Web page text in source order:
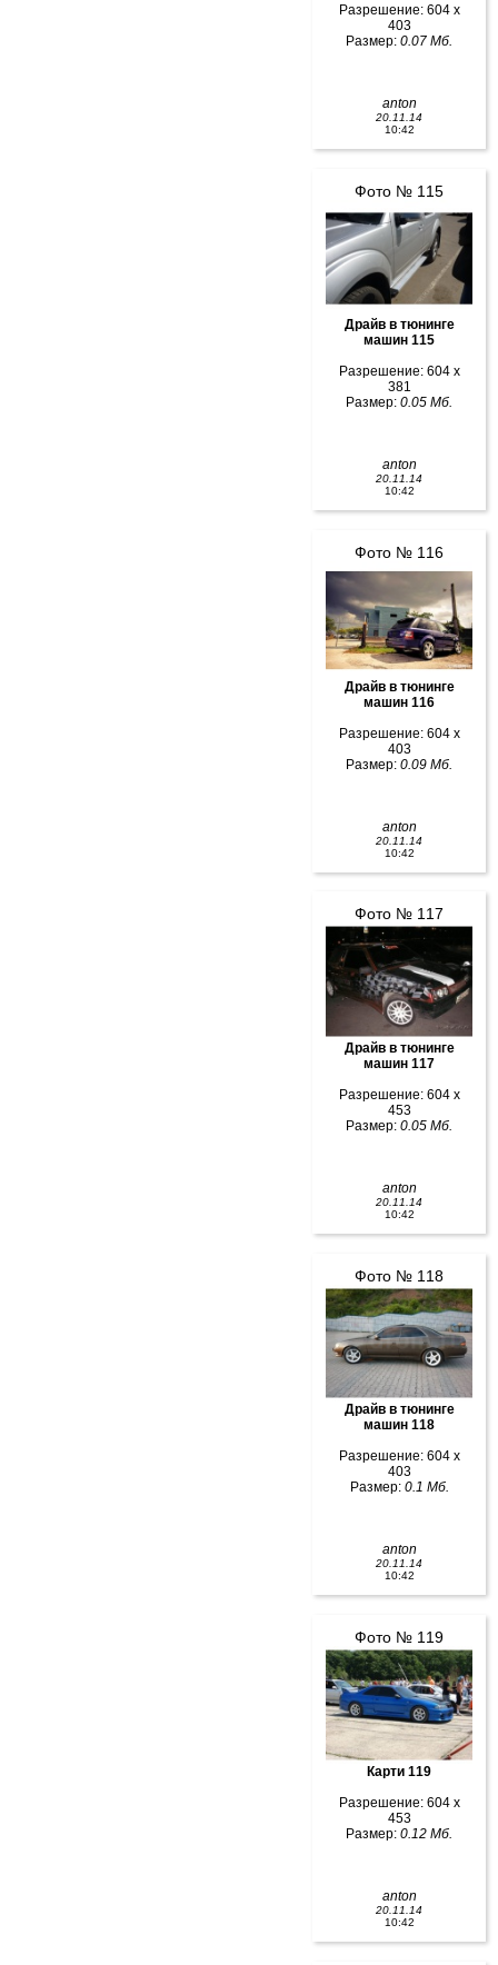
Разрешение: 604 x
403
Размер: 0.07 Мб.
anton
20.11.14
10:42
Фото № 115
Драйв в тюнинге
машин 115
Разрешение: 604 x
381
Размер: 0.05 Мб.
anton
20.11.14
10:42
Фото № 116
Драйв в тюнинге
машин 116
Разрешение: 604 x
403
Размер: 0.09 Мб.
anton
20.11.14
10:42
Фото № 117
Драйв в тюнинге
машин 117
Разрешение: 604 x
453
Размер: 0.05 Мб.
anton
20.11.14
10:42
Фото № 118
Драйв в тюнинге
машин 118
Разрешение: 604 x
403
Размер: 0.1 Мб.
anton
20.11.14
10:42
Фото № 119
Карти 119
Разрешение: 604 x
453
Размер: 0.12 Мб.
anton
20.11.14
10:42